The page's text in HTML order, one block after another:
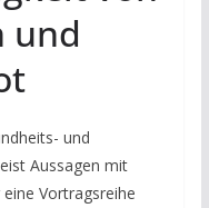
und
und
Aussagen mit
Vortragsreihe